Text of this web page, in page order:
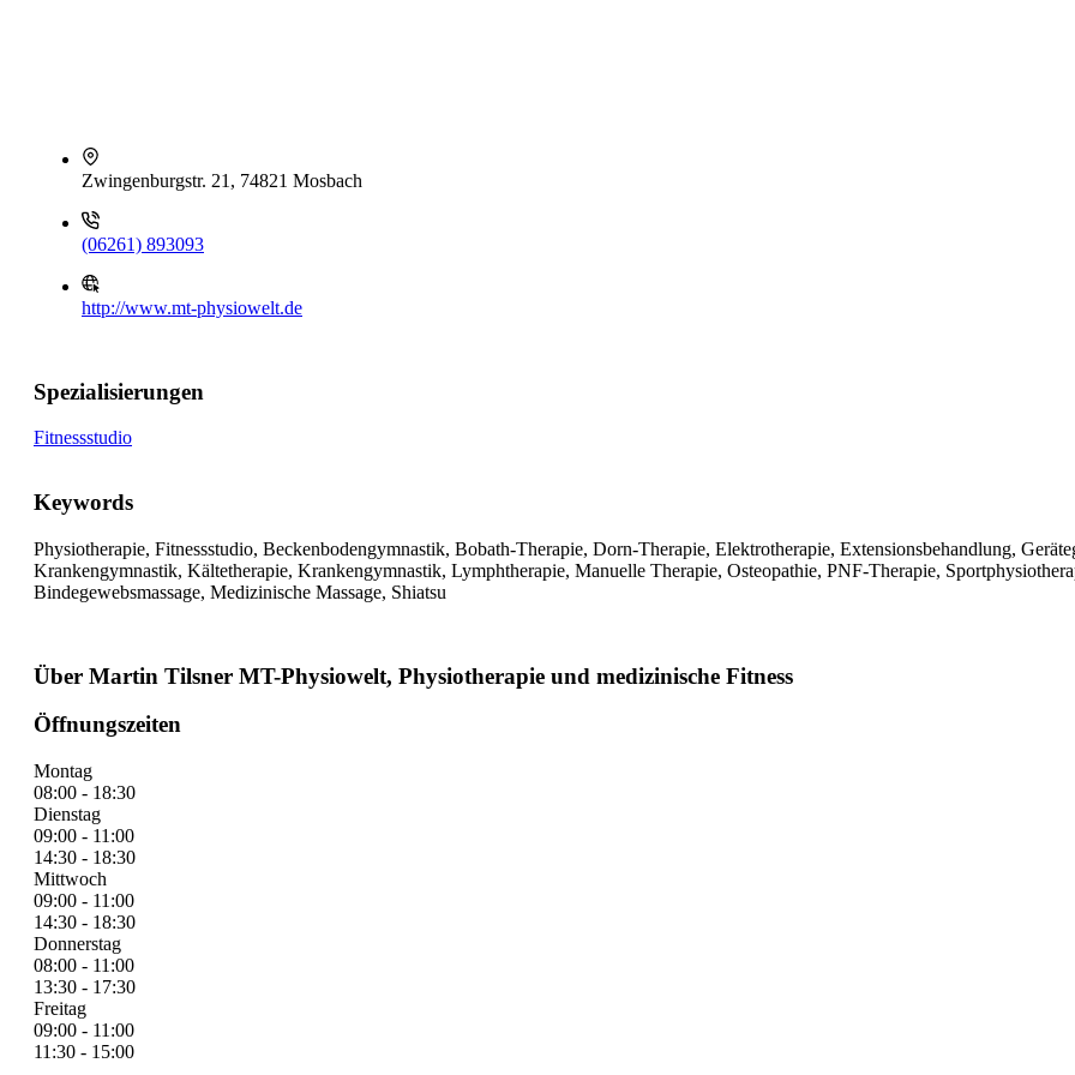
Zwingenburgstr. 21, 74821 Mosbach
(06261) 893093
http://www.mt-physiowelt.de
Spezialisierungen
Fitnessstudio
Keywords
Physiotherapie, Fitnessstudio, Beckenbodengymnastik, Bobath-Therapie, Dorn-Therapie, Elektrotherapie, Extensionsbehandlung,
Krankengymnastik, Kältetherapie, Krankengymnastik, Lymphtherapie, Manuelle Therapie, Osteopathie, PNF-Therapie,
Bindegewebsmassage, Medizinische Massage, Shiatsu
Über Martin Tilsner MT-Physiowelt, Physiotherapie und medizinische Fitness
Öffnungszeiten
Montag
08:00 - 18:30
Dienstag
09:00 - 11:00
14:30 - 18:30
Mittwoch
09:00 - 11:00
14:30 - 18:30
Donnerstag
08:00 - 11:00
13:30 - 17:30
Freitag
09:00 - 11:00
11:30 - 15:00